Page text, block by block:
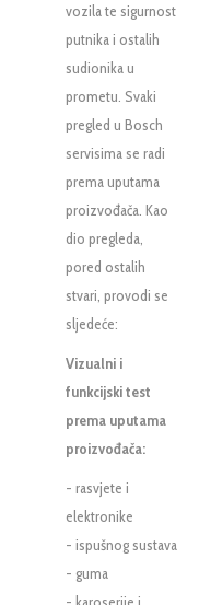
vozila te sigurnost
putnika i ostalih
sudionika u
prometu. Svaki
pregled u Bosch
servisima se radi
prema uputama
proizvođača. Kao
dio pregleda,
pored ostalih
stvari, provodi se
sljedeće:
Vizualni i
funkcijski test
prema uputama
proizvođača:
- rasvjete i
elektronike
- ispušnog sustava
- guma